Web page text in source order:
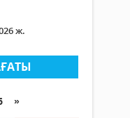
ж.
»